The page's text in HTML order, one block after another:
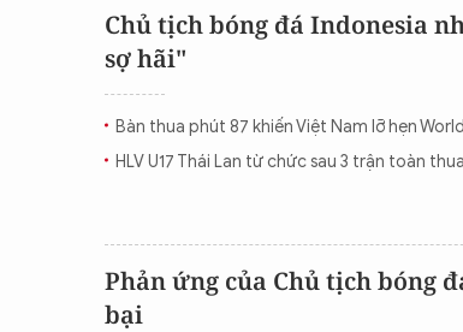
Chủ tịch bóng đá Indonesia
sợ hãi"
Bàn thua phút 87 khiến Việt Nam lỡ hẹn
HLV U17 Thái Lan từ chức sau 3 trận toàn
Phản ứng của Chủ tịch bóng
bại